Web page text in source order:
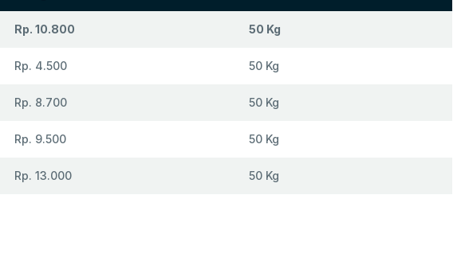
Rp. 10.800 50 Kg
Rp. 4.500 50 Kg
Rp. 8.700 50 Kg
Rp. 9.500 50 Kg
Rp. 13.000 50 Kg